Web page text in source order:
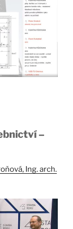
–
Ing. arch.